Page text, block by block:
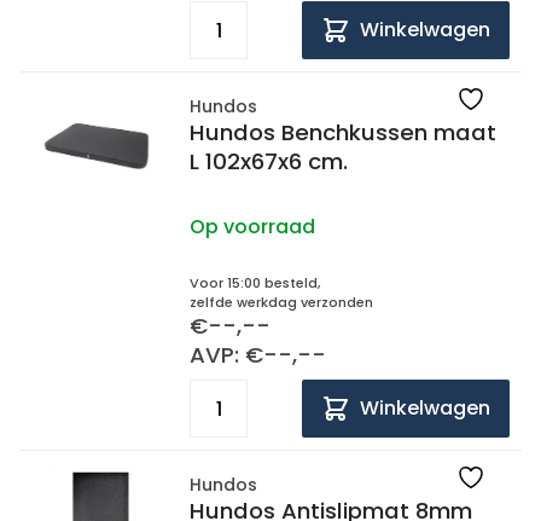
Winkelwagen
Hundos
Hundos Benchkussen maat
L 102x67x6 cm.
Op voorraad
Voor 15:00 besteld,
zelfde werkdag verzonden
€--,--
AVP: €--,--
Winkelwagen
Hundos
Hundos Antislipmat 8mm